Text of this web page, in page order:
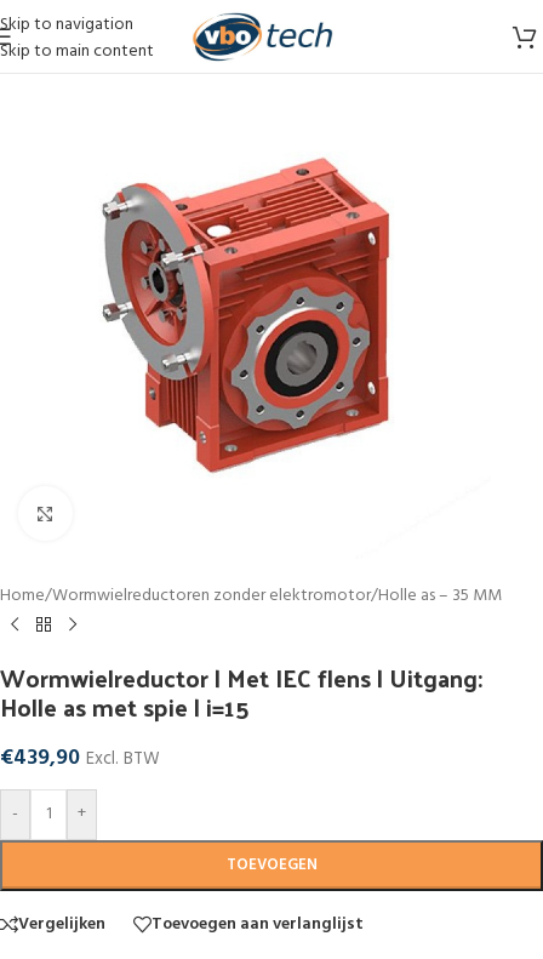
Skip to navigation
Skip to main content
Home/Wormwielreductoren zonder elektromotor/Holle as – 35 MM
Wormwielreductor | Met IEC flens | Uitgang:
Holle as met spie | i=15
€439,90 Excl. BTW
-
+
TOEVOEGEN
Vergelijken
Toevoegen aan verlanglijst